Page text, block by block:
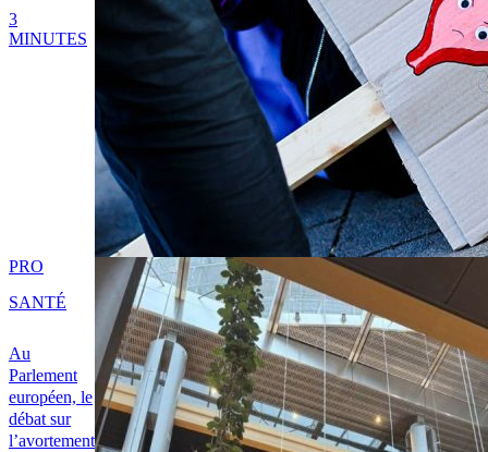
3
MINUTES
Au
Parlement
européen, le
débat sur
l’avortement
PRO
SANTÉ